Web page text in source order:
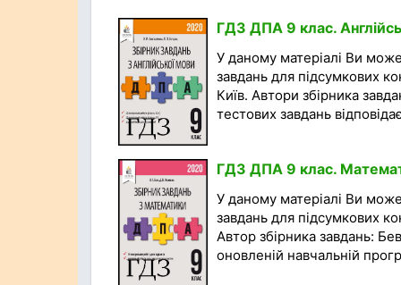
ГДЗ ДПА 9 клас.
У даному матеріалі Ви
завдань для підсумкових
Київ. Автори збірника
тестових завдань
ГДЗ ДПА 9 клас.
У даному матеріалі Ви
завдань для підсумкових
Автор збірника завдань:
оновленій навчальній